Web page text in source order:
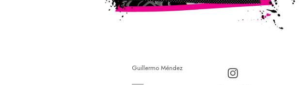
Guillermo Méndez